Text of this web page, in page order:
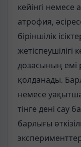
кейінгі
атрофия,
біріншілік
жетіспеушілігі
дозасының емі
қолданады.
немесе
тінге дені сау
барлығы